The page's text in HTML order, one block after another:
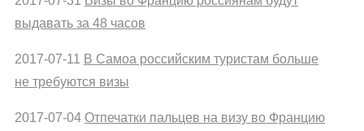
выдавать за 48 часов
2017-07-11 В Самоа российским туристам больше
не требуются визы
2017-07-04 Отпечатки пальцев на визу во Францию